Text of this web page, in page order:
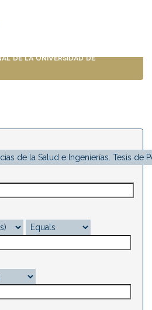
de la Universidad de